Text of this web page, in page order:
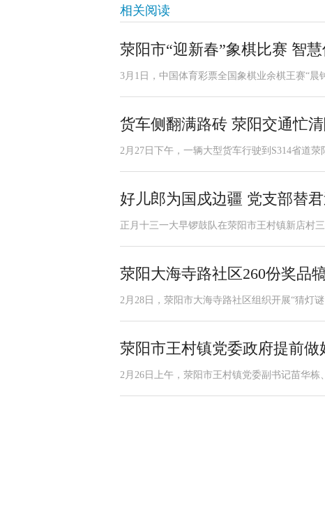
相关阅读
荥阳市“迎新春”象棋比赛 智
3月1日，中国体育彩票全国象棋业余棋王赛“
货车侧翻满路砖 荥阳交通忙
2月27日下午，一辆大型货车行驶到S314省道
好儿郎为国戍边疆 党支部替
正月十三一大早锣鼓队在荥阳市王村镇新店村
荥阳大海寺路社区260份奖品
2月28日，荥阳市大海寺路社区组织开展“猜灯
荥阳市王村镇党委政府提前做
2月26日上午，荥阳市王村镇党委副书记苗华